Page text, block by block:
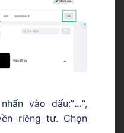
vào dấu:”…“,
riêng tư. Chọn